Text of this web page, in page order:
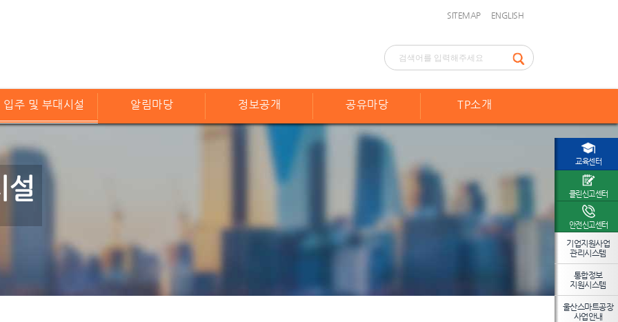
SITEMAP ENGLISH
입주 및 부대시설 알림마당 정보공개 공유마당 TP소개
설
교육센터
클린신고센터
안전신고센터
기업지원사업
관리시스템
통합정보
지원시스템
울산스마트공장
사업안내